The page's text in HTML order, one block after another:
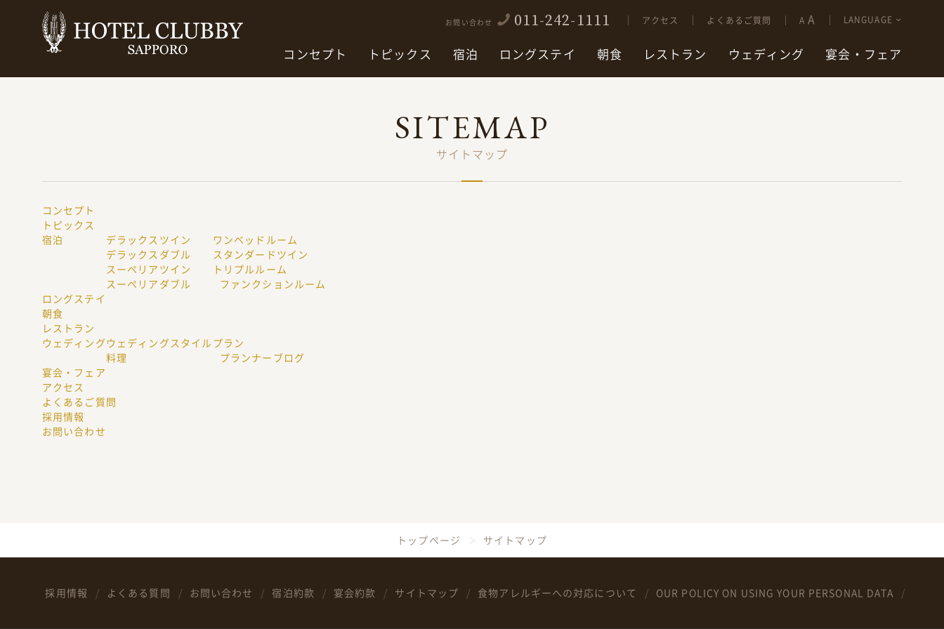
お問い合わせ 011-242-1111 アクセス よくあるご質問 A A LANGUAGE
コンセプト トピックス 宿泊 ロングステイ 朝食 レストラン ウェディング 宴会・フェア
SITEMAP
サイトマップ
コンセプト
トピックス
宿泊
デラックスツイン
ワンベッドルーム
デラックスダブル
スタンダードツイン
スーペリアツイン
トリプルルーム
スーペリアダブル
ファンクションルーム
ロングステイ
朝食
レストラン
ウェディング ウェディングスタイル プラン
料理
プランナーブログ
宴会・フェア
アクセス
よくあるご質問
採用情報
お問い合わせ
トップページ サイトマップ
採用情報 よくある質問 お問い合わせ 宿泊約款 宴会約款 サイトマップ 食物アレルギーへの対応について OUR POLICY ON USING YOUR PERSONAL DATA